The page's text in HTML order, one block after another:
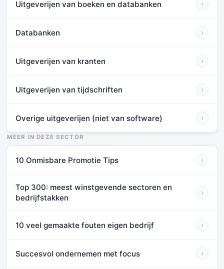
Uitgeverijen van boeken en databanken ›
Databanken ›
Uitgeverijen van kranten ›
Uitgeverijen van tijdschriften ›
Overige uitgeverijen (niet van software) ›
MEER IN DEZE SECTOR
10 Onmisbare Promotie Tips ›
Top 300: meest winstgevende sectoren en
bedrijfstakken
›
10 veel gemaakte fouten eigen bedrijf ›
Succesvol ondernemen met focus ›